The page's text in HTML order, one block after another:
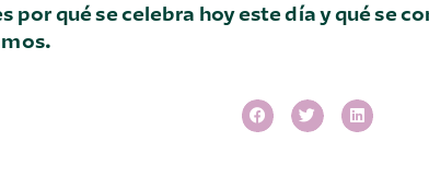
por qué se celebra hoy este día y qué se